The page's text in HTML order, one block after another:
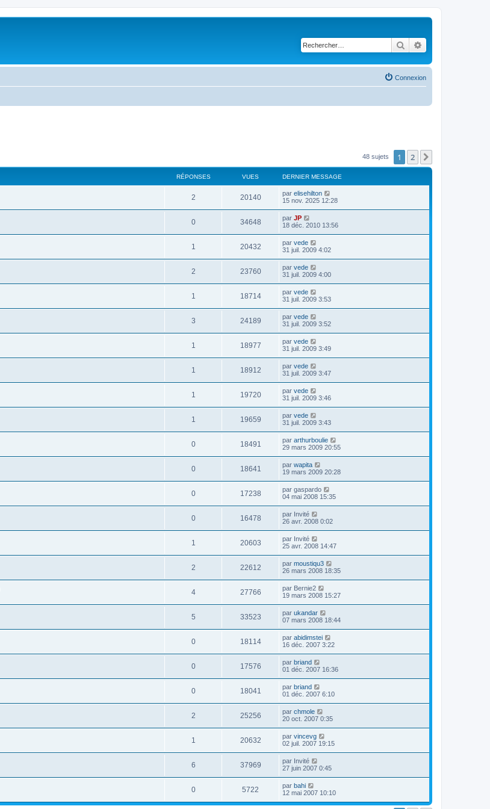
Rechercher
Connexion
48 sujets 1 2
RÉPONSES VUES DERNIER MESSAGE
2 20140 par elisehilton
15 nov. 2025 12:28
0 34648 par JP
18 déc. 2010 13:56
1 20432 par vede
31 juil. 2009 4:02
2 23760 par vede
31 juil. 2009 4:00
1 18714 par vede
31 juil. 2009 3:53
3 24189 par vede
31 juil. 2009 3:52
1 18977 par vede
31 juil. 2009 3:49
1 18912 par vede
31 juil. 2009 3:47
1 19720 par vede
31 juil. 2009 3:46
1 19659 par vede
31 juil. 2009 3:43
0 18491 par arthurboulie
29 mars 2009 20:55
0 18641 par wapita
19 mars 2009 20:28
0 17238 par gaspardo
04 mai 2008 15:35
0 16478 par Invité
26 avr. 2008 0:02
1 20603 par Invité
25 avr. 2008 14:47
2 22612 par moustiqu3
26 mars 2008 18:35
4 27766 par Bernie2
19 mars 2008 15:27
5 33523 par ukandar
07 mars 2008 18:44
0 18114 par abidimstei
16 déc. 2007 3:22
0 17576 par briand
01 déc. 2007 16:36
0 18041 par briand
01 déc. 2007 6:10
2 25256 par chmole
20 oct. 2007 0:35
1 20632 par vincevg
02 juil. 2007 19:15
6 37969 par Invité
27 juin 2007 0:45
0 5722 par bahi
12 mai 2007 10:10